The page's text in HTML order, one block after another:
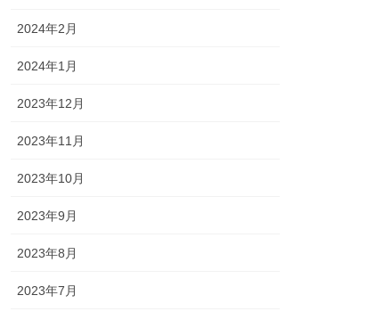
2024年2月
2024年1月
2023年12月
2023年11月
2023年10月
2023年9月
2023年8月
2023年7月